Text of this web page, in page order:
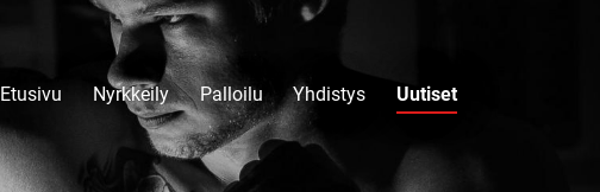
Etusivu Nyrkkeily Palloilu Yhdistys Uutiset